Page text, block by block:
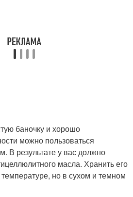
баночку и хорошо
можно пользоваться
В результате у вас должно
масла. Хранить его
но в сухом и темном